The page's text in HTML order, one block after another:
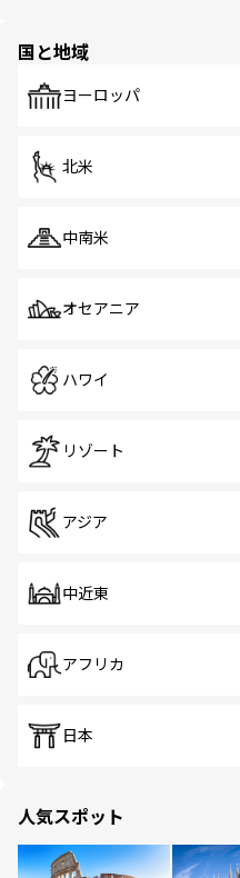
で、ホーカーズは地
国と地域
ヨーロッパ
北米
中南米
オセアニア
ハワイ
リゾート
アジア
中近東
アフリカ
日本
人気スポット